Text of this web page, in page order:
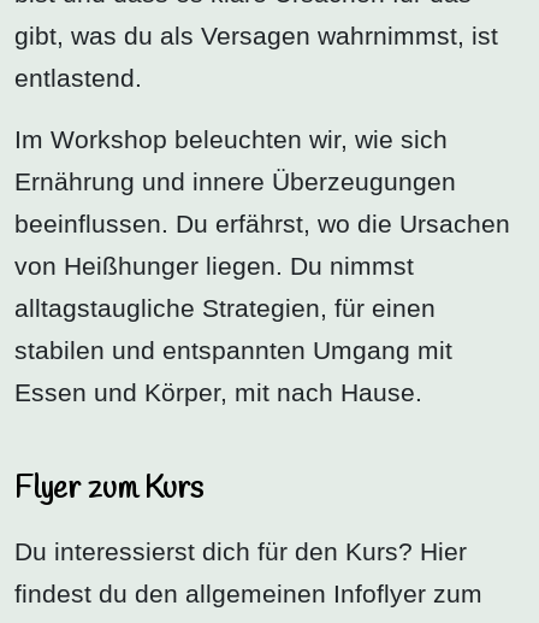
gibt, was du als Versagen wahrnimmst, ist
entlastend.
Im Workshop beleuchten wir, wie sich
Ernährung und innere Überzeugungen
beeinflussen. Du erfährst, wo die Ursachen
von Heißhunger liegen. Du nimmst
alltagstaugliche Strategien, für einen
stabilen und entspannten Umgang mit
Essen und Körper, mit nach Hause.
Flyer zum Kurs
Du interessierst dich für den Kurs? Hier
findest du den allgemeinen Infoflyer zum